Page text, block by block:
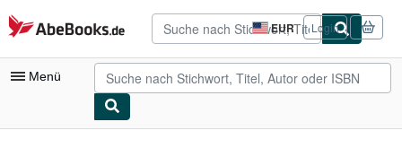
Zum Hauptinhalt
AbeBooks.de EUR
Seite
der
Einkaufseinstellungen.
Login
Menü